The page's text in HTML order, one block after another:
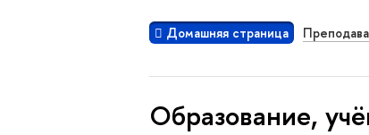
Домашняя страница
Oбразование,